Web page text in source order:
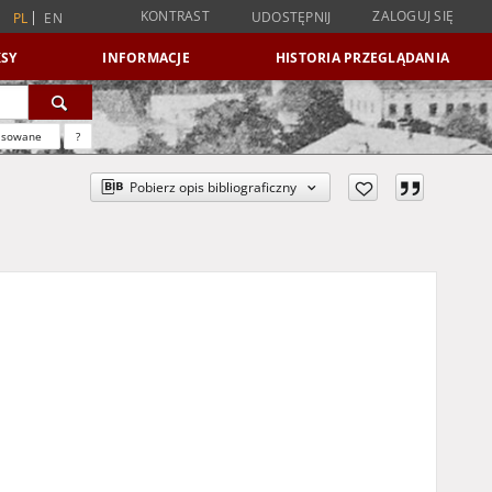
PL EN KONTRAST UDOSTĘPNIJ ZALOGUJ SIĘ
INFORMACJE HISTORIA PRZEGLĄDANIA
?
Pobierz opis bibliograficzny